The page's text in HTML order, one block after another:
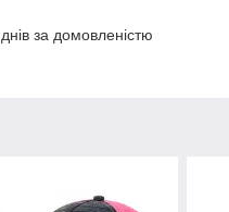
за домовленістю